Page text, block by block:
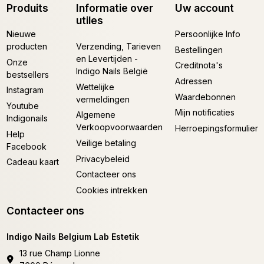
Produits
Nieuwe
producten
Onze
bestsellers
Instagram
Youtube
Indigonails
Help
Facebook
Cadeau kaart
Informatie over
utiles
Verzending, Tarieven
en Levertijden -
Indigo Nails België
Wettelijke
vermeldingen
Algemene
Verkoopvoorwaarden
Veilige betaling
Privacybeleid
Contacteer ons
Cookies intrekken
Uw account
Persoonlijke Info
Bestellingen
Creditnota's
Adressen
Waardebonnen
Mijn notificaties
Herroepingsformulier
Contacteer ons
Indigo Nails Belgium Lab Estetik
13 rue Champ Lionne